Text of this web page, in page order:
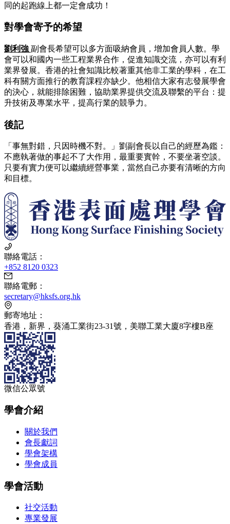
同的起跑線上都一定會成功！
對學會寄予的希望
劉利強 副會長希望可以多方面吸納會員，增加會員人數。學
會可以和國內一些工程業界合作，促進知識交流，亦可以有利
業界發展。香港的社會知識比較著重其他非工業的學科，在工
科有關方面推行的教育課程亦缺少。他相信大家有志發展學會
的決心，就能排除困難，協助業界提供交流及聯繫的平台：提
升技術及專業水平，提高行業的競爭力。
後記
「事無對錯，只因時機不對。」劉副會長以自己的經歷為鑑：
不應執著做的事起不了大作用，最重要實幹，不要坐著空談。
只要有實力便可以繼續經營事業，當然自己亦要有清晰的方向
和目標。
聯絡電話：
+852 8120 0323
聯絡電郵：
secretary@hksfs.org.hk
郵寄地址：
香港，新界，​葵涌工業街23‑31號，​美聯工業大廈8字樓B座
微信公眾號
學會介紹
關於我們
會長獻詞
學會架構
學會成員
學會活動
社交活動
專業發展